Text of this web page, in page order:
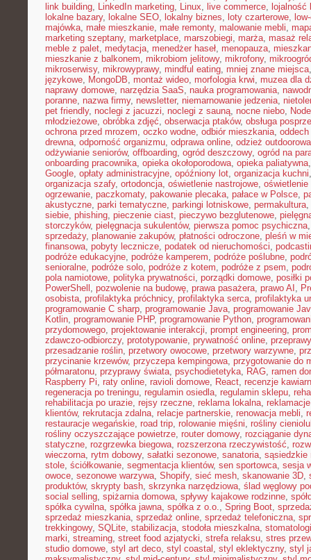
link building, LinkedIn marketing, Linux, live commerce, lojalność
lokalne bazary, lokalne SEO, lokalny biznes, loty czarterowe,
majówka, małe mieszkanie, małe remonty, malowanie mebli,
marketing szeptany, marketplace, marszobiegi, marża, masaż
meble z palet, medytacja, menedżer haseł, menopauza,
mieszkanie z balkonem, mikrobiom jelitowy, mikrofony,
mikroserwisy, mikrowyprawy, mindful eating, mniej znane miejsca
językowe, MongoDB, montaż wideo, morfologia krwi, muzea dla
naprawy domowe, narzędzia SaaS, nauka programowania,
poranne, nazwa firmy, newsletter, niemarnowanie jedzenia,
pet friendly, noclegi z jacuzzi, noclegi z sauną, nocne niebo,
młodzieżowe, obróbka zdjęć, obserwacja ptaków, obsługa
ochrona przed mrozem, oczko wodne, odbiór mieszkania, oddech
drewna, odporność organizmu, odprawa online, odzież outdoorowa
odżywianie seniorów, offboarding, ogród deszczowy, ogród na
onboarding pracownika, opieka okołoporodowa, opieka paliatywna
Google, opłaty administracyjne, opóźniony lot, organizacja kuchni
organizacja szafy, ortodoncja, oświetlenie nastrojowe, oświetlenie
ogrzewanie, paczkomaty, pakowanie plecaka, pałace w Polsce,
akustyczne, parki tematyczne, parkingi lotniskowe, permakultura,
siebie, phishing, pieczenie ciast, pieczywo bezglutenowe,
storczyków, pielęgnacja sukulentów, pierwsza pomoc psychiczna
sprzedaży, planowanie zakupów, płatności odroczone, pleśń w
finansowa, pobyty lecznicze, podatek od nieruchomości,
podróże edukacyjne, podróże kamperem, podróże poślubne,
senioralne, podróże solo, podróże z kotem, podróże z psem,
pola namiotowe, polityka prywatności, porządki domowe, posiłki
PowerShell , pozwolenie na budowę, prawa pasażera, prawo AI ,
osobista, profilaktyka próchnicy, profilaktyka serca, profilaktyka
programowanie C sharp, programowanie Java, programowanie
Kotlin, programowanie PHP, programowanie Python,
przydomowego, projektowanie interakcji, prompt engineering,
zdawczo-odbiorczy, prototypowanie, prywatność online,
przesadzanie roślin, przetwory owocowe, przetwory warzywne,
przycinanie krzewów, przyczepa kempingowa, przygotowanie do
półmaratonu, przyprawy świata, psychodietetyka, RAG, ramen
Raspberry Pi, raty online, ravioli domowe, React, recenzje
regeneracja po treningu, regulamin osiedla, regulamin sklepu,
rehabilitacja po urazie, rejsy rzeczne, reklama lokalna, reklamacje
klientów, rekrutacja zdalna, relacje partnerskie, renowacja mebli,
restauracje wegańskie, road trip, rolowanie mięśni, rośliny
rośliny oczyszczające powietrze, router domowy, rozciąganie
statyczne, rozgrzewka biegowa, rozszerzona rzeczywistość,
wieczorna, rytm dobowy, sałatki sezonowe, sanatoria, sąsiedzkie
stole, ściółkowanie, segmentacja klientów, sen sportowca, sesja
owoce, sezonowe warzywa, Shopify, sieć mesh, skanowanie 3D,
produktów, skrypty bash, skrzynka narzędziowa, ślad węglowy
social selling, spiżarnia domowa, spływy kajakowe rodzinne,
spółka cywilna, spółka jawna, spółka z o.o., Spring Boot,
sprzedaż mieszkania, sprzedaż online, sprzedaż telefoniczna,
trekkingowy, SQLite, stabilizacja, stodoła mieszkalna,
marki, streaming, street food azjatycki, strefa relaksu, stres
studio domowe, styl art deco, styl coastal , styl eklektyczny, styl